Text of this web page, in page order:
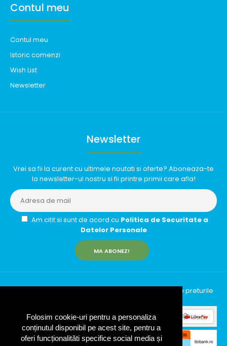
Folosim cookie-uri pentru a personaliza
conținutul disponibil pe acest site, pentru a
oferi funcționalităti specifice social media și
Contul meu
Contul meu
Istoric comenzi
Wish List
Newsletter
Newsletter
Vrei sa fii la curent cu ultimele noutati si oferte? Aboneaza-te
la newsletter-ul nostru si fii printre primii care afla!
Am citit si sunt de acord cu Politica de Securitate a
Datelor Personale
MA ABONEZ!
InfinityRun © 2026 Toate drepturile rezervate | Toate preturile